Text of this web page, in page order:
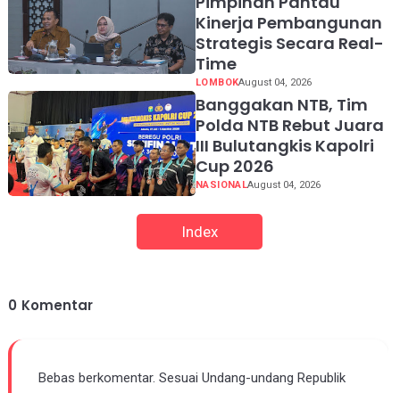
Kinerja Pembangunan
Strategis Secara Real-
Time
LOMBOKAugust 04, 2026
Banggakan NTB, Tim
Polda NTB Rebut Juara
III Bulutangkis Kapolri
Cup 2026
NASIONALAugust 04, 2026
Index
0 Komentar
Bebas berkomentar. Sesuai Undang-undang Republik